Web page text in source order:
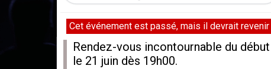
Cet événement est passé, mais il devrait
Rendez-vous incontournable du
le 21 juin dès 19h00.